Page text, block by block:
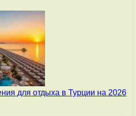
для отдыха в Турции на 2026